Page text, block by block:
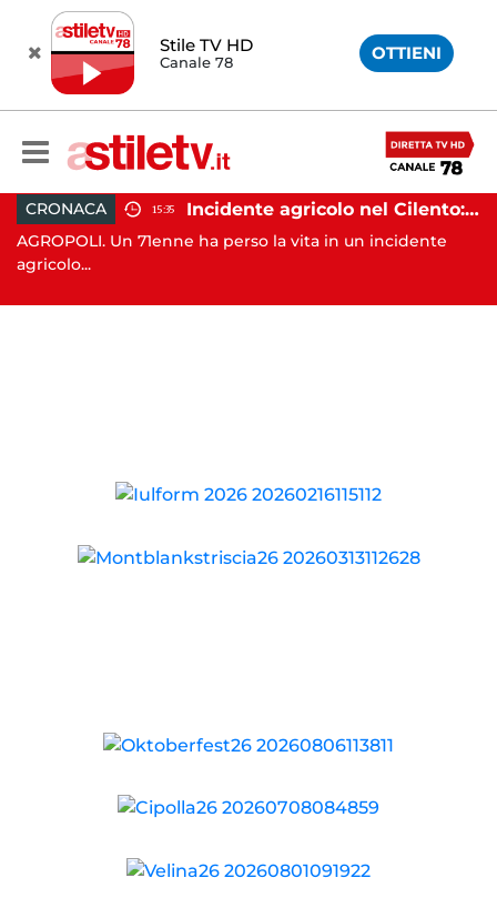
Stile TV HD
Canale 78 OTTIENI
CRONACA 15:35 Incidente agricolo nel Cilento: trattore si ribalta, muore 71enne
AGROPOLI. Un 71enne ha perso la vita in un incidente
agricolo...